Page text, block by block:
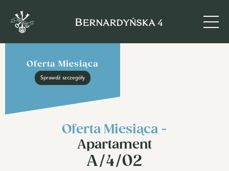
Oferta Miesiąca
Sprawdź szczegóły
Oferta Miesiąca -
Apartament
A/4/02